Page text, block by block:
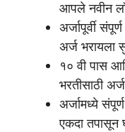
आपले नवीन
अर्जापूर्वी
अर्ज भरायला
१० वी पास
भरतीसाठी
अर्जामध्ये
एकदा तपासून